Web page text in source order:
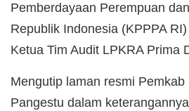
Pemberdayaan Perempuan
Republik Indonesia (KPPPA
Ketua Tim Audit LPKRA Prima
Mengutip laman resmi
Pangestu dalam